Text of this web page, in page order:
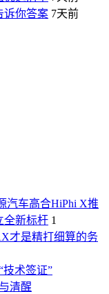
诉你答案 7天前
汽车高合HiPhi X推
全新标杆 1
才是精打细算的务
技术签证”
清醒